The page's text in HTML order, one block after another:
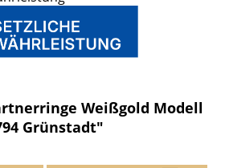
Weißgold Modell
Grünstadt"